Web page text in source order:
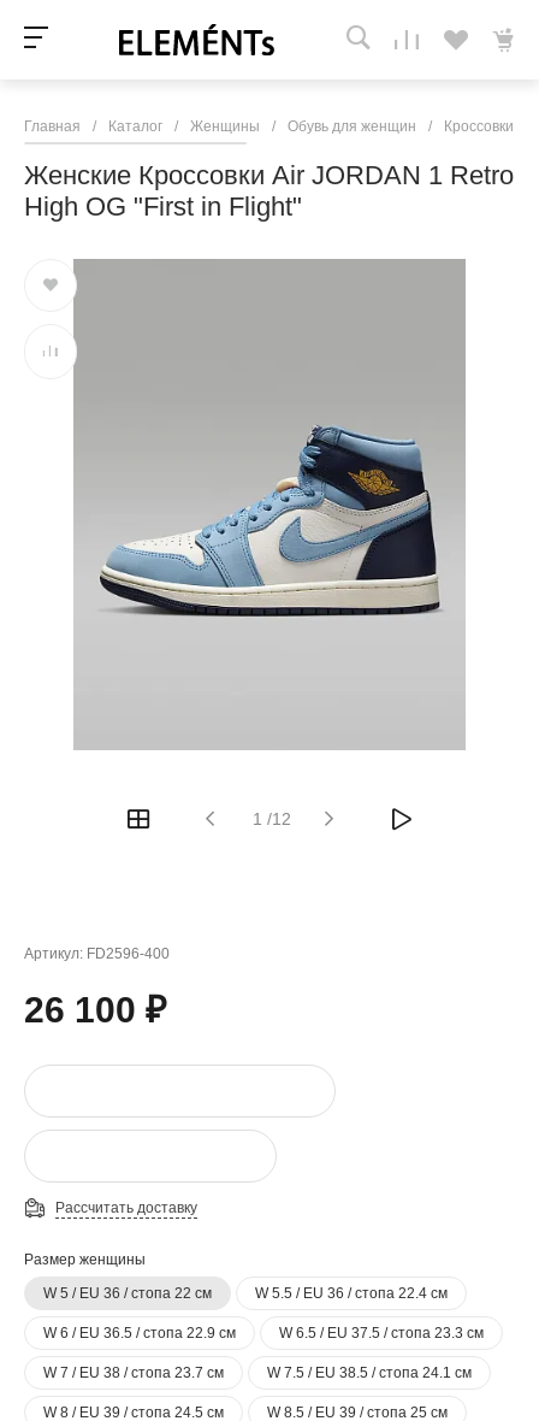
Главная / Каталог / Женщины / Обувь для женщин / Кроссовки и
Женские Кроссовки Air JORDAN 1 Retro
High OG "First in Flight"
1 /12
Артикул: FD2596-400
26 100 ₽
Рассчитать доставку
Размер женщины
W 5 / EU 36 / стопа 22 см
W 5.5 / EU 36 / стопа 22.4 см
W 6 / EU 36.5 / стопа 22.9 см W 6.5 / EU 37.5 / стопа 23.3 см
W 7 / EU 38 / стопа 23.7 см W 7.5 / EU 38.5 / стопа 24.1 см
W 8 / EU 39 / стопа 24.5 см W 8.5 / EU 39 / стопа 25 см